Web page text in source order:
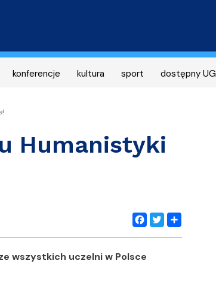
konferencje kultura sport dostępny UG
Humanistyki
Facebook
Twitter
Share
wszystkich uczelni w Polsce